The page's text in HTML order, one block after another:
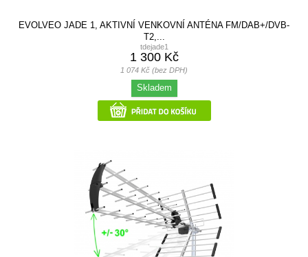
EVOLVEO JADE 1, AKTIVNÍ VENKOVNÍ ANTÉNA FM/DAB+/DVB-
T2,...
tdejade1
1 300 Kč
1 074 Kč (bez DPH)
Skladem